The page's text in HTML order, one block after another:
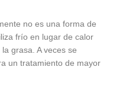
no es una forma de
frío en lugar de calor
grasa. A veces se
un tratamiento de mayor